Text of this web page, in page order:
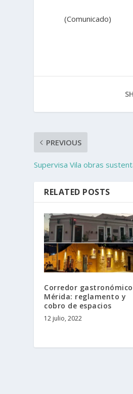
(Comunicado)
PREVIOUS
Supervisa Vila obras
RELATED POSTS
Corredor
Mérida: reglamento y
cobro de espacios
12 julio, 2022